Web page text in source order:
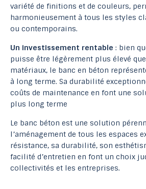
variété de finitions et de couleurs,
harmonieusement à tous les styles
ou contemporains.
Un investissement rentable : bien
puisse être légèrement plus élevé
matériaux, le banc en béton
à long terme. Sa durabilité
coûts de maintenance en font une
plus long terme
Le banc béton est une solution
l’aménagement de tous les espaces
résistance, sa durabilité, son
facilité d’entretien en font un choix
collectivités et les entreprises.